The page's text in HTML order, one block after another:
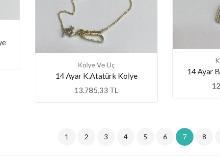
Kolye Ve Uç
14 Ayar K.Atatürk Kolye
13.785,33 TL
14 Ayar
1 2 3 4 5 6 7 8